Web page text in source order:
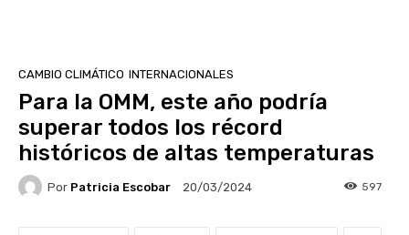
CAMBIO CLIMÁTICO INTERNACIONALES
Para la OMM, este año podría
superar todos los récord
históricos de altas temperaturas
Por Patricia Escobar 20/03/2024 597